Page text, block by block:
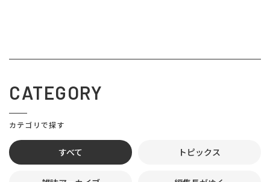
CATEGORY
カテゴリで探す
すべて トピックス